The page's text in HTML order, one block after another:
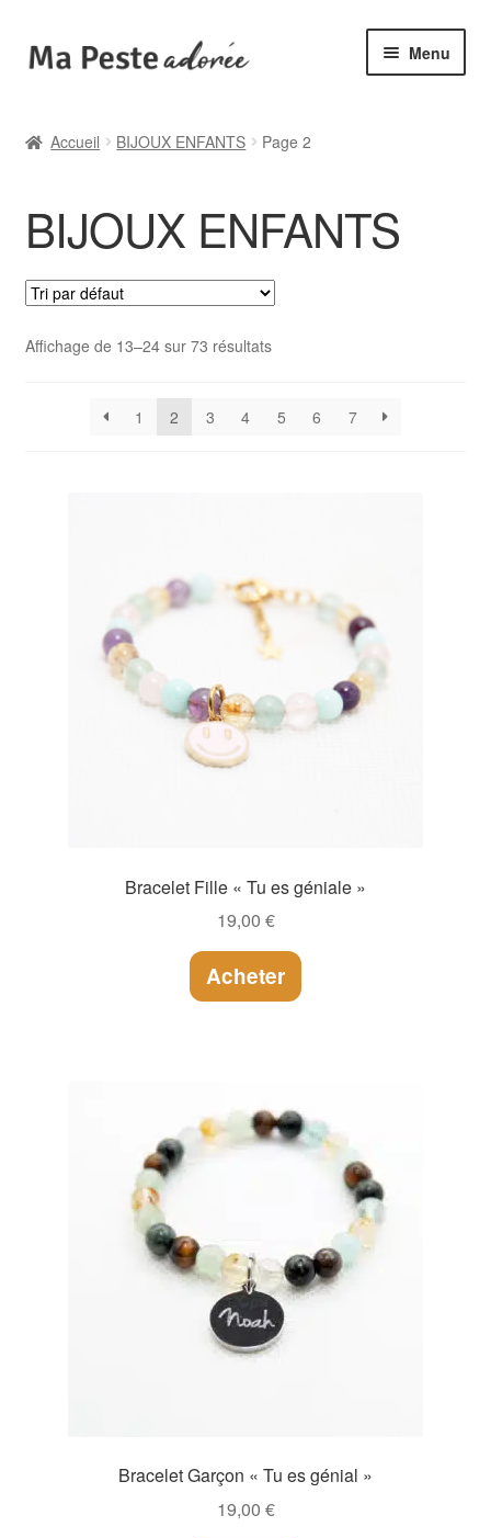
Aller
à
Aller
au
Menu
✙ Bienfaits
ℹ️ Infos pratiques
👤 Mon compte
Accueil BIJOUX ENFANTS Page 2
BIJOUX ENFANTS
Affichage de 13–24 sur 73 résultats
1 2 3 4 5 6 7
Bracelet Fille « Tu es géniale »
19,00 €
Acheter
Bracelet Garçon « Tu es génial »
19,00 €